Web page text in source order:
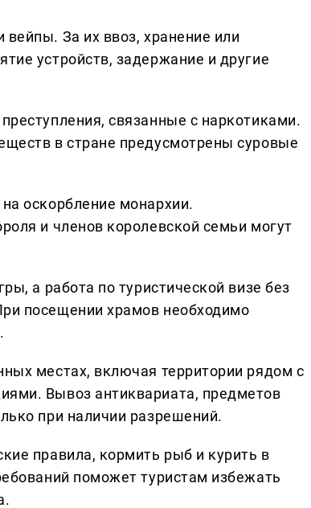
За их ввоз, хранение или
устройств, задержание и другие
связанные с наркотиками.
в стране предусмотрены суровые
оскорбление монархии.
и членов королевской семьи могут
а работа по туристической визе без
посещении храмов необходимо
местах, включая территории рядом с
Вывоз антиквариата, предметов
при наличии разрешений.
правила, кормить рыб и курить в
поможет туристам избежать